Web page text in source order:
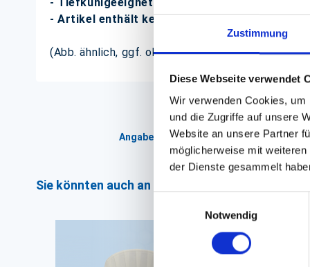
Zustimmung
Diese Webseite verwendet
Wir verwenden Cookies,
und die Zugriffe auf unsere
Website an unsere Partner
möglicherweise mit
der Dienste gesammelt
Notwendig
- Artikel enthält keine fettlöslichen
(Abb. ähnlich, ggf. ohne Dekoration; die Farben
Angaben zur Informationspflichten der
Sie könnten auch an folgenden Artikeln